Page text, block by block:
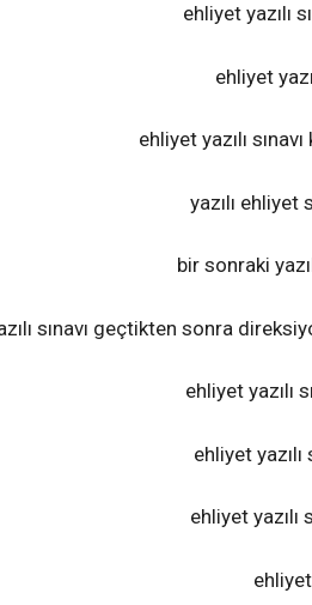
ehliyet yazılı
ehliyet
ehliyet yazılı
yazılı ehliyet
bir sonraki
sınavı geçtikten sonra
ehliyet yazılı
ehliyet yazılı
ehliyet yazılı